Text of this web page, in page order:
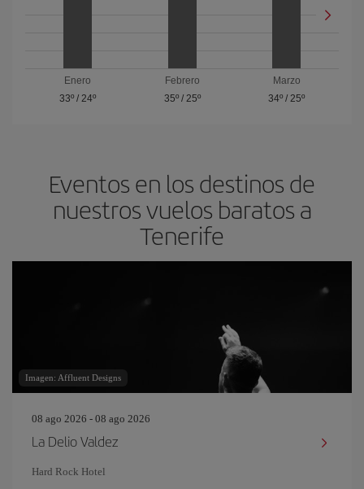
Enero
33º/ 24º
Febrero
35º/ 25º
Marzo
34º /25º
Eventos en los destinos de
nuestros vuelos baratos a
Tenerife
Imagen: Affluent Designs
08 ago 2026 - 08 ago 2026
La Delio Valdez
Hard Rock Hotel